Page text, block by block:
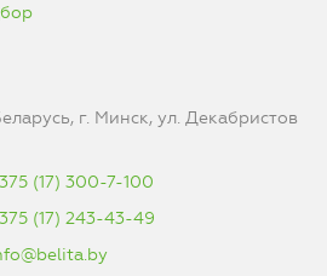
г. Минск, ул. Декабристов
(17) 300-7-100
(17) 243-43-49